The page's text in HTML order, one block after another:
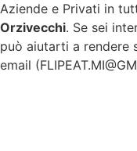
Aziende e Privati in
Orzivecchi. Se sei
può aiutarti a rendere
email (